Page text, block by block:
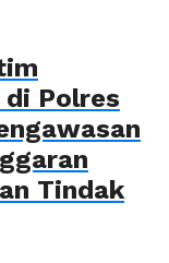
Polres
Tindak